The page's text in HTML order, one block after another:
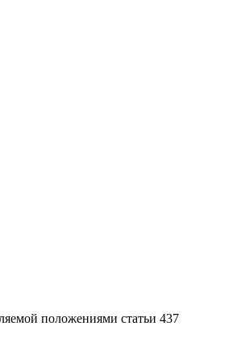
положениями статьи 437